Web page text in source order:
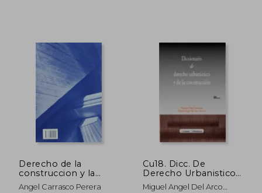
40%
dcto. $ 22.27
45%
Derecho de la
construccion y la
vivienda (6ª ed.)
Angel Carrasco Perera
Cu18. Dicc. De
Derecho Urbanistico
Y De La Construccion
Miguel Angel Del Arco